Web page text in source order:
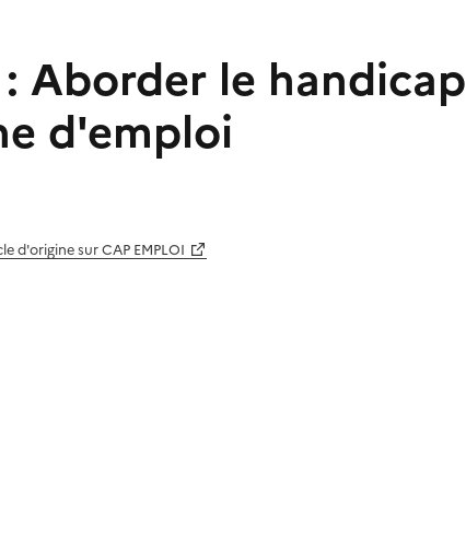
le handicap
d'emploi
d'origine sur CAP EMPLOI
par courriel